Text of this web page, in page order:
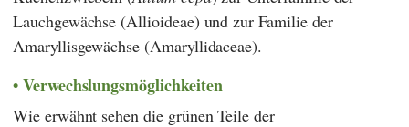
Lauchgewächse (Allioideae) und zur Familie der
Amaryllisgewächse (Amaryllidaceae).
Verwechslungsmöglichkeiten
Wie erwähnt sehen die grünen Teile der